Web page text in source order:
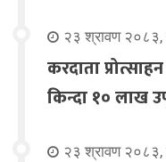
२३ श्रावण २०८३,
करदाता
किन्दा १० लाख
२३ श्रावण २०८३,